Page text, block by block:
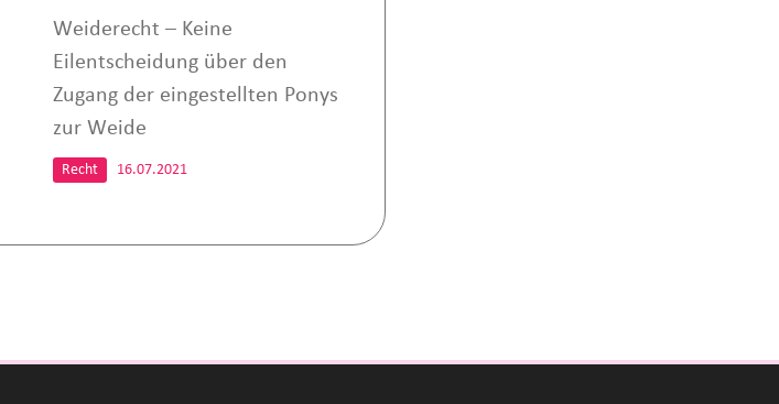
Weiderecht – Keine
Eilentscheidung über den
Zugang der eingestellten Ponys
zur Weide
Recht 16.07.2021